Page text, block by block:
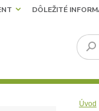
DÔLEŽITÉ
Úvod